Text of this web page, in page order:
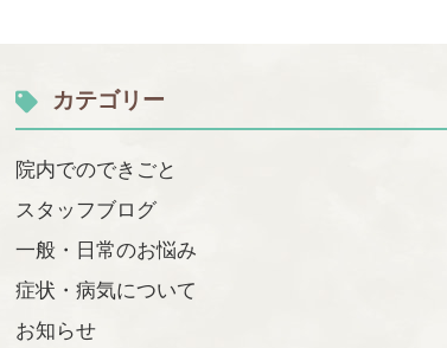
カテゴリー
院内でのできごと
スタッフブログ
一般・日常のお悩み
症状・病気について
お知らせ